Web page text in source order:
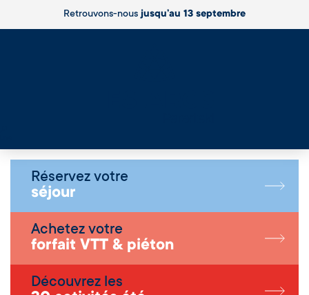
Retrouvons-nousjusqu’au 13 septembre
Réservez votre
séjour
Achetez votre
forfait VTT & piéton
Découvrez les